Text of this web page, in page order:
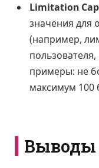
Limitation
значения для
(например,
примеры: не
максимум 100
Выводы